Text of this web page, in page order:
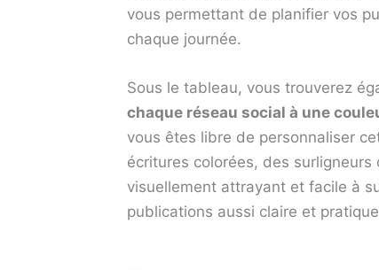
vous permettant de planifier vos
chaque journée.
Sous le tableau, vous trouverez
chaque réseau social à une
vous êtes libre de personnaliser
écritures colorées, des
visuellement attrayant et facile à
publications aussi claire et